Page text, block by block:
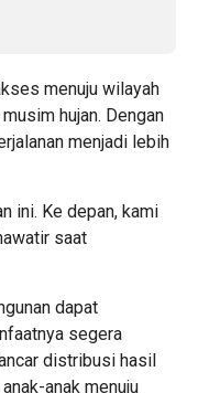
menuju wilayah
hujan. Dengan
menjadi lebih
ini. Ke depan, kami
saat
dapat
segera
distribusi hasil
anak menuju